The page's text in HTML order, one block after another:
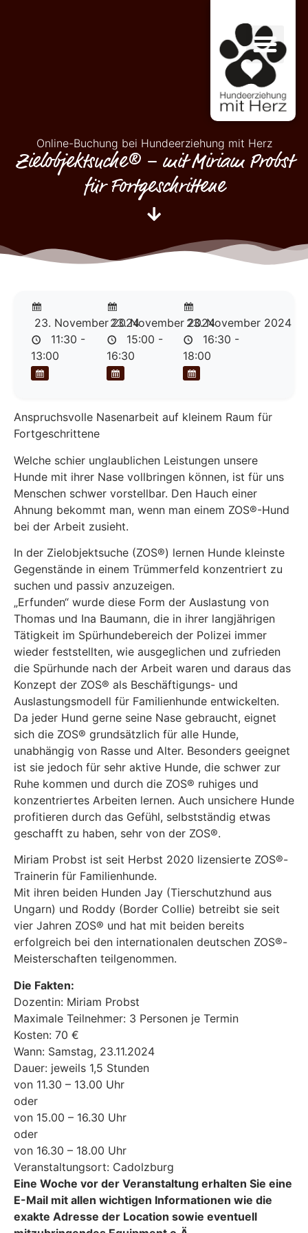
Online-Buchung bei Hundeerziehung mit Herz
Zielobjektsuche® – mit Miriam Probst
für Fortgeschrittene
23. November 2024
11:30 -
13:00
23. November 2024
15:00 -
16:30
23. November 2024
16:30 -
18:00
Anspruchsvolle Nasenarbeit auf kleinem Raum für
Fortgeschrittene
Welche schier unglaublichen Leistungen unsere
Hunde mit ihrer Nase vollbringen können, ist für uns
Menschen schwer vorstellbar. Den Hauch einer
Ahnung bekommt man, wenn man einem ZOS®-Hund
bei der Arbeit zusieht.
In der Zielobjektsuche (ZOS®) lernen Hunde kleinste
Gegenstände in einem Trümmerfeld konzentriert zu
suchen und passiv anzuzeigen.
„Erfunden“ wurde diese Form der Auslastung von
Thomas und Ina Baumann, die in ihrer langjährigen
Tätigkeit im Spürhundebereich der Polizei immer
wieder feststellten, wie ausgeglichen und zufrieden
die Spürhunde nach der Arbeit waren und daraus das
Konzept der ZOS® als Beschäftigungs- und
Auslastungsmodell für Familienhunde entwickelten.
Da jeder Hund gerne seine Nase gebraucht, eignet
sich die ZOS® grundsätzlich für alle Hunde,
unabhängig von Rasse und Alter. Besonders geeignet
ist sie jedoch für sehr aktive Hunde, die schwer zur
Ruhe kommen und durch die ZOS® ruhiges und
konzentriertes Arbeiten lernen. Auch unsichere Hunde
profitieren durch das Gefühl, selbstständig etwas
geschafft zu haben, sehr von der ZOS®.
Miriam Probst ist seit Herbst 2020 lizensierte ZOS®-
Trainerin für Familienhunde.
Mit ihren beiden Hunden Jay (Tierschutzhund aus
Ungarn) und Roddy (Border Collie) betreibt sie seit
vier Jahren ZOS® und hat mit beiden bereits
erfolgreich bei den internationalen deutschen ZOS®-
Meisterschaften teilgenommen.
Die Fakten:
Dozentin: Miriam Probst
Maximale Teilnehmer: 3 Personen je Termin
Kosten: 70 €
Wann: Samstag, 23.11.2024
Dauer: jeweils 1,5 Stunden
von 11.30 – 13.00 Uhr
oder
von 15.00 – 16.30 Uhr
oder
von 16.30 – 18.00 Uhr
Veranstaltungsort: Cadolzburg
Eine Woche vor der Veranstaltung erhalten Sie eine
E-Mail mit allen wichtigen Informationen wie die
exakte Adresse der Location sowie eventuell